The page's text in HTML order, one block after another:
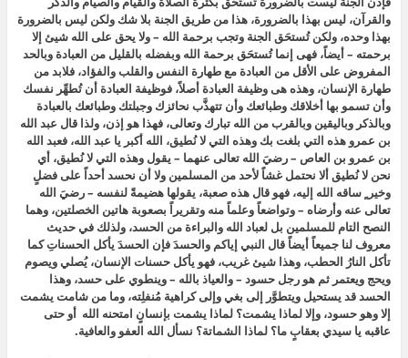
والقرآن، ليس بهذا بالضرورة، هذا من طريق الجنة بلا شك ولكن ليس بالضرورة
بهذا وحده، ولكن تُستحَق الجنة وتجب برحمة الله – ولا يحق على الله شيئ إلا
برحمته – أيضاً، فهى إنما تُستحَق برحمة الله وبفضله بالقليل من العبادة وبالحد
المفروض على الأقل من العبادة مع طهارة النفس والقلب والفؤاد، فلابد من
طهارة الإنسان، وهذه هى وظيفة العبادة أصلاً، فوظيفة العبادة أن تُطهِّر نفسك
وأن تسمو بها أخلاقك وطبائعك وأن تتهذَّب نحائزك وجبلتك وطبائعك بالعبادة
وبالذكر وباليقين وبالقرب من الله تبارك وتعالى، فهذا هو إذن، ولذا قال عبد الله
بن عمرو هذه التي بلغت بك وهذه التي لا نُطيق، الله أكبر يا عبد الله، فعبد الله
بن عمرو بن العاص – رضيَ الله تعالى عنهما – يقول وهذه التي لا نُطيق، أي
نحن لا نُطيق ألا نحتمل غشاً لأحد من المسلمين ولا أن نحسد أحداً على فضلٍ
وخير ٍ ساقه الله إليه، فهو قال هذه صعبة، يقولها هضيمةً لنفسه – رضيَ الله
تعالى عنه وأرضاه – وتواضعاً وعلماً منه وتقريراً بصعوبة هاتين الخصلتين، وهما
النصح التام للمسلمين بل لعباد الله والبراءة من الحسد، ولذلك في حديث
معروف لنا جميعاً أيضاً قال النبي إياكم والحسدَ فإن الحسدَ يأكل الحسناتِ كما
تأكل النارُ الحطب، وهذا شيئ غريب، فهو يأكل حسنات الإنسان، يُصلي ويصوم
ويحج ويعتمر ثم هو رجل حسود – والعياذ بالله – وينطوي على حسد، وهذا
الحسد قد يستحيل ويتطوَّر إلى بغي وإلى كراهية مُنفلِته، وما من شامت يشمت
إلا وهو حسود، وإلا لماذا يشمت؟ لماذا يشمت بإنسانٍ امتحنه الله أو حتى
عاقبه يا سيدي بعقابٍ ما؟ لماذا الشماتة؟ نسأل الله العفو والعافية.